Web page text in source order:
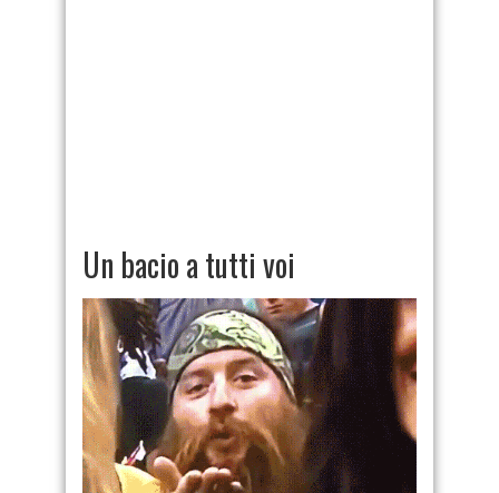
Un bacio a tutti voi